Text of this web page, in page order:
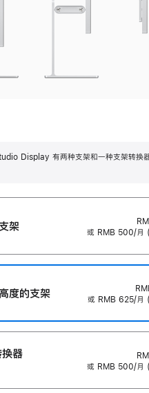
Display 有两种支架和一种支架转换器
架
或 RMB 500/月
度的支‍架
或 RMB 625/月
器
或 RMB 500/月